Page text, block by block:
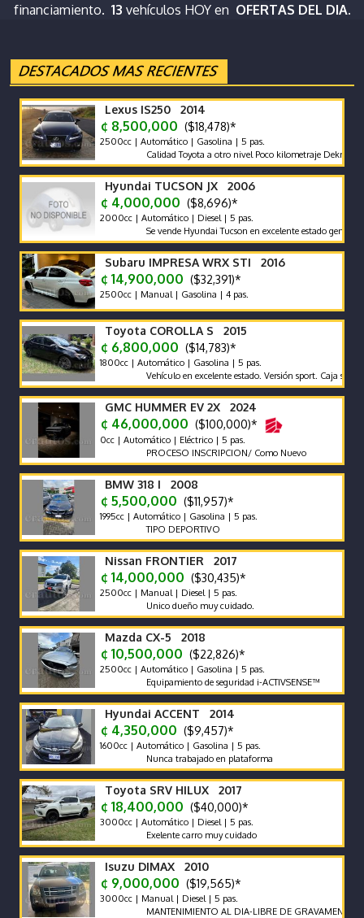
financiamiento. 13 vehículos HOY en OFERTAS DEL DIA.
Lexus IS250 2014
¢ 8,500,000 ($18,478)*
2500cc | Automático | Gasolina | 5 pas.
Calidad Toyota a otro nivel Poco kilometraje Dekra limpio
Hyundai TUCSON JX 2006
¢ 4,000,000 ($8,696)*
2000cc | Automático | Diesel | 5 pas.
Se vende Hyundai Tucson en excelente estado general.
Subaru IMPRESA WRX STI 2016
¢ 14,900,000 ($32,391)*
2500cc | Manual | Gasolina | 4 pas.
Toyota COROLLA S 2015
¢ 6,800,000 ($14,783)*
1800cc | Automático | Gasolina | 5 pas.
Vehículo en excelente estado. Versión sport. Caja sétima
GMC HUMMER EV 2X 2024
¢ 46,000,000 ($100,000)*
0cc | Automático | Eléctrico | 5 pas.
PROCESO INSCRIPCION/ Como Nuevo
BMW 318 I 2008
¢ 5,500,000 ($11,957)*
1995cc | Automático | Gasolina | 5 pas.
TIPO DEPORTIVO
Nissan FRONTIER 2017
¢ 14,000,000 ($30,435)*
2500cc | Manual | Diesel | 5 pas.
Unico dueño muy cuidado.
Mazda CX-5 2018
¢ 10,500,000 ($22,826)*
2500cc | Automático | Gasolina | 5 pas.
Equipamiento de seguridad i-ACTIVSENSE™
Hyundai ACCENT 2014
¢ 4,350,000 ($9,457)*
1600cc | Automático | Gasolina | 5 pas.
Nunca trabajado en plataforma
Toyota SRV HILUX 2017
¢ 18,400,000 ($40,000)*
3000cc | Automático | Diesel | 5 pas.
Exelente carro muy cuidado
Isuzu DIMAX 2010
¢ 9,000,000 ($19,565)*
3000cc | Manual | Diesel | 5 pas.
MANTENIMIENTO AL DIA-LIBRE DE GRAVAMENES-